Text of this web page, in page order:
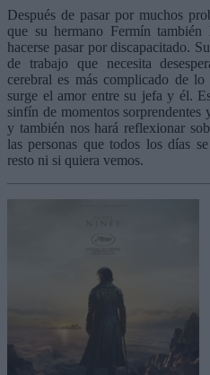
Después de pasar por muchos
que su hermano Fermín
hacerse pasar por discapacitado.
de trabajo que necesita
cerebral es más complicado de
surge el amor entre su jefa y él.
sinfín de momentos
y también nos hará reflexionar
las personas que todos los días
resto ni si quiera vemos.